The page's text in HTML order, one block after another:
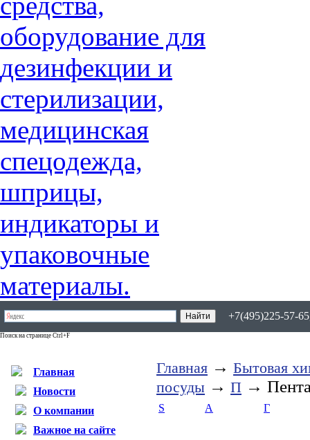
+7(495)225-57-
Поиск на странице Ctrl+F
Главная
Новости
О компании
Важное на сайте
Главная → Бытовая
посуды → П →
S А Г